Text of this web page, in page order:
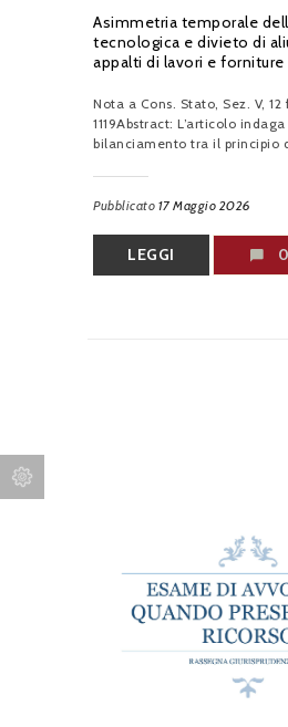
Asimmetria temporale
tecnologica e divieto di
appalti di lavori e forniture
Nota a Cons. Stato, Sez. V, 12
1119Abstract: L’articolo
bilanciamento tra il principio
Pubblicato 17 Maggio 2026
LEGGI 0